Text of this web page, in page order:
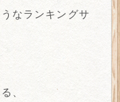
なランキングサ
、